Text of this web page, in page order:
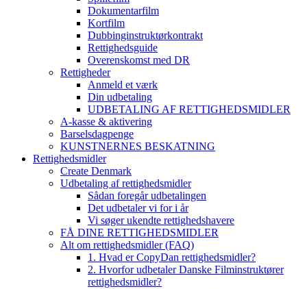
Dokumentarfilm
Kortfilm
Dubbinginstruktørkontrakt
Rettighedsguide
Overenskomst med DR
Rettigheder
Anmeld et værk
Din udbetaling
UDBETALING AF RETTIGHEDSMIDLER
A-kasse & aktivering
Barselsdagpenge
KUNSTNERNES BESKATNING
Rettighedsmidler
Create Denmark
Udbetaling af rettighedsmidler
Sådan foregår udbetalingen
Det udbetaler vi for i år
Vi søger ukendte rettighedshavere
FÅ DINE RETTIGHEDSMIDLER
Alt om rettighedsmidler (FAQ)
1. Hvad er CopyDan rettighedsmidler?
2. Hvorfor udbetaler Danske Filminstruktører
rettighedsmidler?